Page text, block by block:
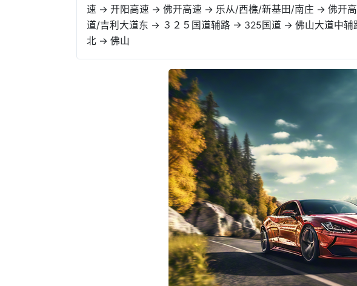
速 → 开阳高速 → 佛开高速 → 乐从/西樵/新基田/南庄 → 佛开
道/吉利大道东 → ３２５国道辅路 → 325国道 → 佛山大道中
北 → 佛山